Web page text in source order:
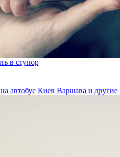
в ступор
автобус Киев Варшава и